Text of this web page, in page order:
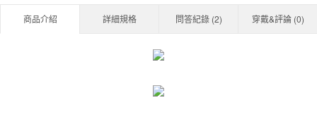
商品介紹 詳細規格 問答紀錄 (2) 穿戴&評論 (0)